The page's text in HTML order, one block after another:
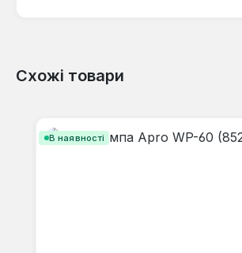
Відгуків не знайдено. Поділіться
Схожі товари
В наявності